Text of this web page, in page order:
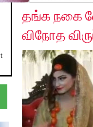
தங்க நகை
விநோத